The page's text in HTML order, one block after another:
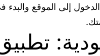
إلى الموقع والبدء